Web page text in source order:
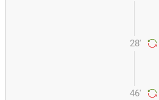
28'
46'